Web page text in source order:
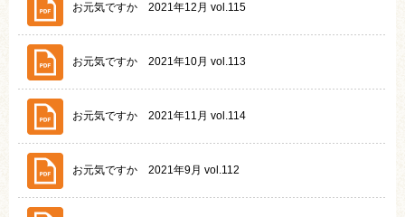
お元気ですか 2021年12月 vol.115
お元気ですか 2021年10月 vol.113
お元気ですか 2021年11月 vol.114
お元気ですか 2021年9月 vol.112